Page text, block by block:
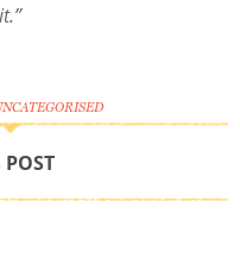
POST